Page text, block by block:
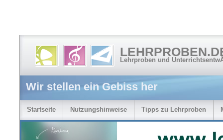
Lehrproben und
Wir stellen ein Gebiss her
Startseite Nutzungshinweise Tipps zu Lehrproben